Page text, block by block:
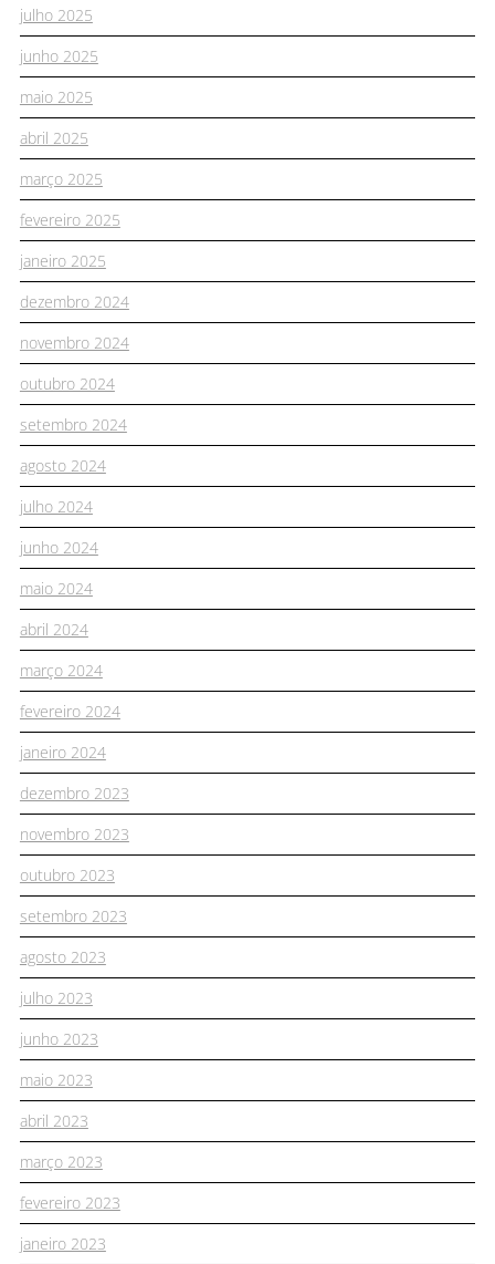
julho 2025
junho 2025
maio 2025
abril 2025
março 2025
fevereiro 2025
janeiro 2025
dezembro 2024
novembro 2024
outubro 2024
setembro 2024
agosto 2024
julho 2024
junho 2024
maio 2024
abril 2024
março 2024
fevereiro 2024
janeiro 2024
dezembro 2023
novembro 2023
outubro 2023
setembro 2023
agosto 2023
julho 2023
junho 2023
maio 2023
abril 2023
março 2023
fevereiro 2023
janeiro 2023